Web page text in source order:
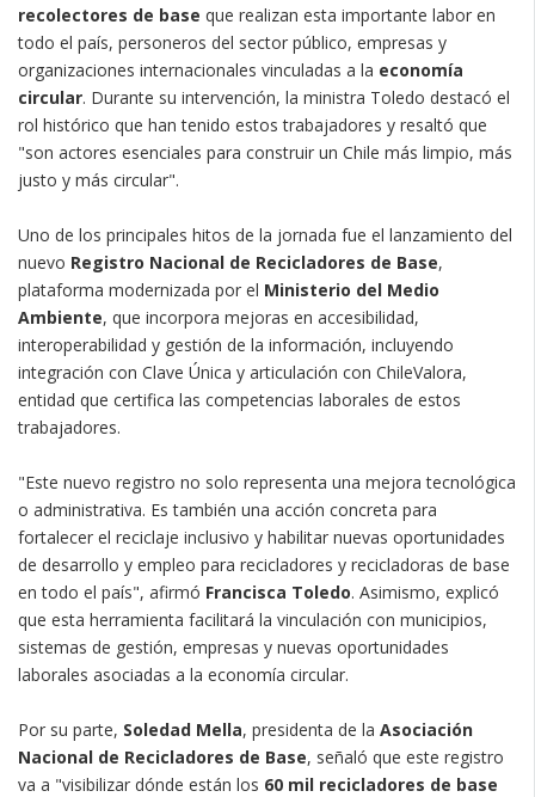
recolectores de base que realizan esta importante labor en
todo el país, personeros del sector público, empresas y
organizaciones internacionales vinculadas a la economía
circular. Durante su intervención, la ministra Toledo destacó el
rol histórico que han tenido estos trabajadores y resaltó que
"son actores esenciales para construir un Chile más limpio, más
justo y más circular".
Uno de los principales hitos de la jornada fue el lanzamiento del
nuevo Registro Nacional de Recicladores de Base,
plataforma modernizada por el Ministerio del Medio
Ambiente, que incorpora mejoras en accesibilidad,
interoperabilidad y gestión de la información, incluyendo
integración con Clave Única y articulación con ChileValora,
entidad que certifica las competencias laborales de estos
trabajadores.
"Este nuevo registro no solo representa una mejora tecnológica
o administrativa. Es también una acción concreta para
fortalecer el reciclaje inclusivo y habilitar nuevas oportunidades
de desarrollo y empleo para recicladores y recicladoras de base
en todo el país", afirmó Francisca Toledo. Asimismo, explicó
que esta herramienta facilitará la vinculación con municipios,
sistemas de gestión, empresas y nuevas oportunidades
laborales asociadas a la economía circular.
Por su parte, Soledad Mella, presidenta de la Asociación
Nacional de Recicladores de Base, señaló que este registro
va a "visibilizar dónde están los 60 mil recicladores de base